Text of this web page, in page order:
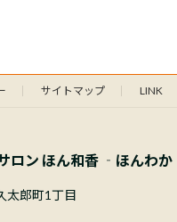
サイトマップ LINK
ロン ほん和香 ‐ほんわ
太郎町1丁目